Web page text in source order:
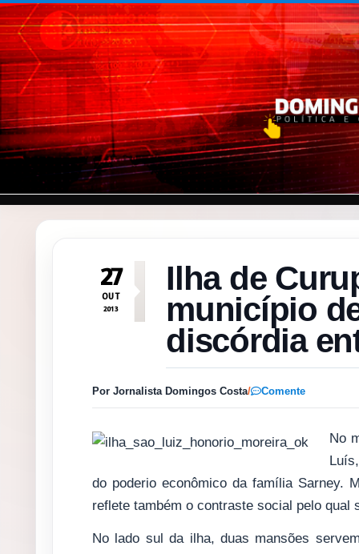
Pular para o conteúdo
27
OUT
2013
Ilha de
município
discórdia
Por Jornalista Domingos Costa/ Comente
No
do poderio econômico da família Sarney.
reflete também o contraste social pelo qual
No lado sul da ilha, duas mansões